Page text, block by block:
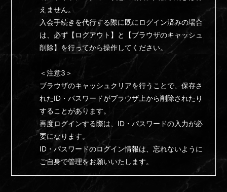
えません。
入会手続きを代行する際に既にログイン済みの場合
は、必ず【ログアウト】と【ブラウザのキャッシュ
削除】を行ってから操作してください。
＜注意3＞
ブラウザのキャッシュクリアを行うことで、保存さ
れたID・パスワードがブラウザ上から削除されたり
することがあります。
再度ログインする際は、ID・パスワードの入力が必
要になります。
ID・パスワードのログイン情報は、忘れないように
ご自身で管理をお願いいたします。